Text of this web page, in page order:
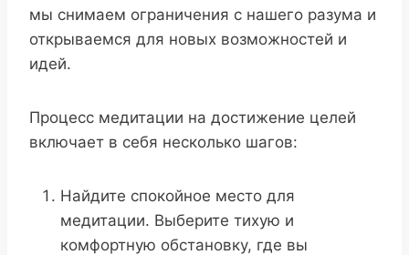
мы снимаем ограничения с нашего разума и
открываемся для новых возможностей и
идей.
Процесс медитации на достижение целей
включает в себя несколько шагов:
Найдите спокойное место для
медитации. Выберите тихую и
комфортную обстановку, где вы